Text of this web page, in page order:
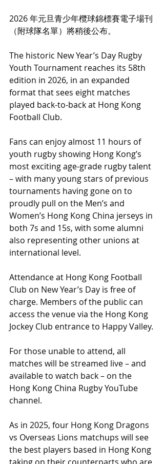
2026 年元旦青少年欖球錦標賽電子場刊
（附球隊名單）將稍後公布。
The historic New Year’s Day Rugby
Youth Tournament reaches its 58th
edition in 2026, in an expanded
format that sees eight matches
played back-to-back at Hong Kong
Football Club.
Fans can enjoy almost 11 hours of
youth rugby showing Hong Kong’s
most exciting age-grade rugby talent
– with many young stars of previous
tournaments having gone on to
proudly pull on the Men’s and
Women’s Hong Kong China jerseys in
both 7s and 15s, with some alumni
also representing other unions at
international level.
Attendance at Hong Kong Football
Club on New Year’s Day is free of
charge. Members of the public can
access the venue via the Hong Kong
Jockey Club entrance to Happy Valley.
For those unable to attend, all
matches will be streamed live – and
available to watch back – on the
Hong Kong China Rugby YouTube
channel.
As in 2025, four Hong Kong Dragons
vs Overseas Lions matchups will see
the best players based in Hong Kong
taking on their counterparts who are